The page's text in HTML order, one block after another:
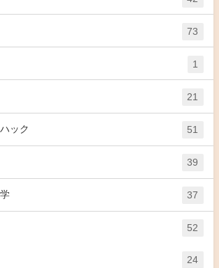
73
1
21
ック 51
39
37
52
24